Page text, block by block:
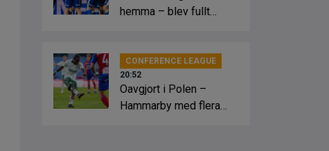
hemma – blev fullt
CONFERENCE LEAGUE
20:52
Oavgjort i Polen –
Hammarby med flera